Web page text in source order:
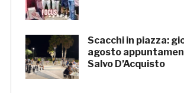
Scacchi in piazza:
agosto
Salvo D’Acquisto